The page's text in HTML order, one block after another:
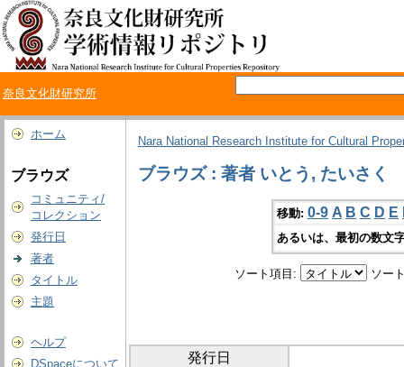
奈良文化財研究所
ホーム
ブラウズ
コミュニティ/
コレクション
発行日
著者
タイトル
主題
ヘルプ
DSpaceについて
Nara National Research Institute for Cultural
ブラウズ : 著者 いとう, たいさく
移動: 0-9 A B C D E
あるいは、最初の数文
ソート項目: ソー
発行日